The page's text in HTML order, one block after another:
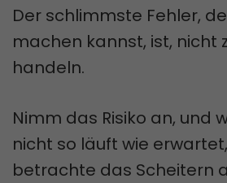
Der schlimmste Fehler,
machen kannst, ist, nicht
handeln.
Nimm das Risiko an, und
nicht so läuft wie erwartet,
betrachte das Scheitern